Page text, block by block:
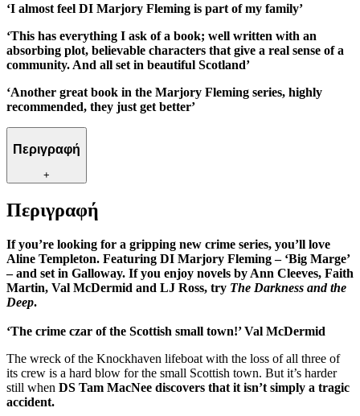
‘I almost feel DI Marjory Fleming is part of my family’
‘This has everything I ask of a book; well written with an
absorbing plot, believable characters that give a real sense of a
community. And all set in beautiful Scotland’
‘Another great book in the Marjory Fleming series, highly
recommended, they just get better’
Περιγραφή
+
Περιγραφή
If you’re looking for a gripping new crime series, you’ll love
Aline Templeton. Featuring DI Marjory Fleming – ‘Big Marge’
– and set in Galloway. If you enjoy novels by Ann Cleeves, Faith
Martin, Val McDermid and LJ Ross, try The Darkness and the
Deep.
‘The crime czar of the Scottish small town!’ Val McDermid
The wreck of the Knockhaven lifeboat with the loss of all three of
its crew is a hard blow for the small Scottish town. But it’s harder
still when DS Tam MacNee discovers that it isn’t simply a tragic
accident.